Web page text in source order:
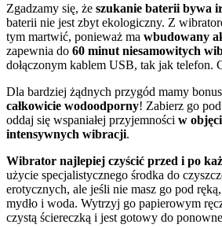
Zgadzamy się, że szukanie baterii bywa
baterii nie jest zbyt ekologiczny. Z
tym martwić, ponieważ ma wbudowany
zapewnia do 60 minut niesamowitych
dołączonym kablem USB, tak jak telefon.
Dla bardziej żądnych przygód mamy
całkowicie wodoodporny! Zabierz go
oddaj się wspaniałej przyjemności w
intensywnych wibracji.
Wibrator najlepiej czyścić przed i po
użycie specjalistycznego środka do
erotycznych, ale jeśli nie masz go pod
mydło i woda. Wytrzyj go papierowym
czystą ściereczką i jest gotowy do